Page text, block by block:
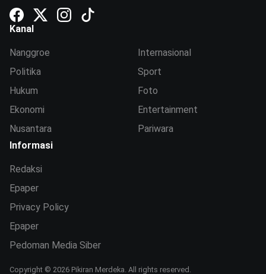
Kanal
Nanggroe
Politika
Hukum
Ekonomi
Nusantara
Internasional
Sport
Foto
Entertainment
Pariwara
Informasi
Redaksi
Epaper
Privacy Policy
Epaper
Pedoman Media Siber
Copyright © 2026 Pikiran Merdeka. All rights reserved.